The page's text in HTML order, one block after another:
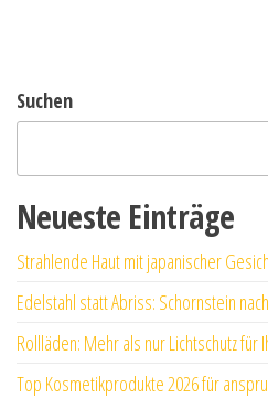
Suchen
Neueste Einträge
Strahlende Haut mit japanischer
Edelstahl statt Abriss: Schornstein
Rollläden: Mehr als nur Lichtschutz für
Top Kosmetikprodukte 2026 für